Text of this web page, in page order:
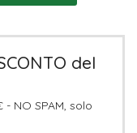
del
NO SPAM, solo